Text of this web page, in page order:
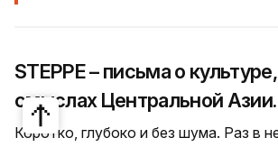
STEPPE – письма о
смыслах Центральной Азии.
Коротко, глубоко и без шума. Раз в